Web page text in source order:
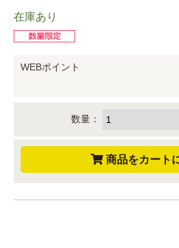
在庫あり
WEBポイント
数量：